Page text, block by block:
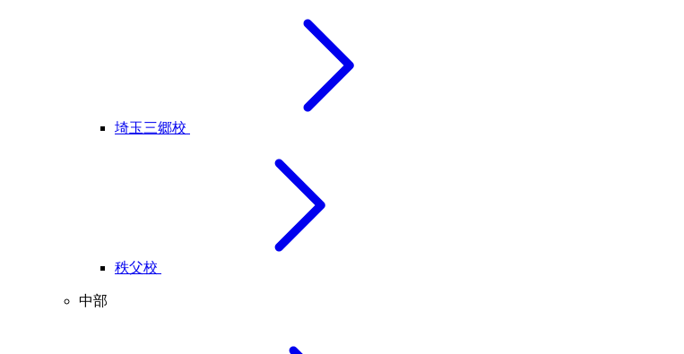
埼玉三郷校
秩父校
中部